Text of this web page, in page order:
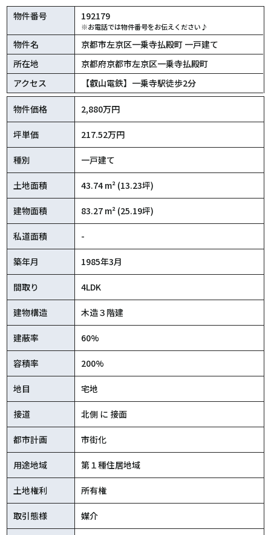
物件番号 192179
※お電話では物件番号をお伝えください♪
物件名
京都市左京区一乗寺払殿町 一戸建て
所在地
京都府京都市左京区一乗寺払殿町
アクセス
【叡山電鉄】一乗寺駅徒歩2分
物件価格 2,880万円
坪単価 217.52万円
種別 一戸建て
土地面積 43.74 m² (13.23坪)
建物面積 83.27 m² (25.19坪)
私道面積 -
築年月 1985年3月
間取り 4LDK
建物構造 木造３階建
建蔽率 60%
容積率 200%
地目 宅地
接道 北側 に 接面
都市計画 市街化
用途地域 第１種住居地域
土地権利 所有権
取引態様 媒介